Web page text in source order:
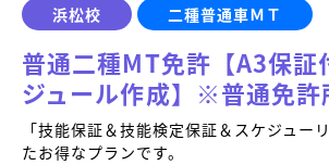
浜松校 二種普通車ＭＴ
普通二種MT免許【A3保証
ジュール作成】※普通免許
「技能保証＆技能検定保証＆スケジュー
たお得なプランです。